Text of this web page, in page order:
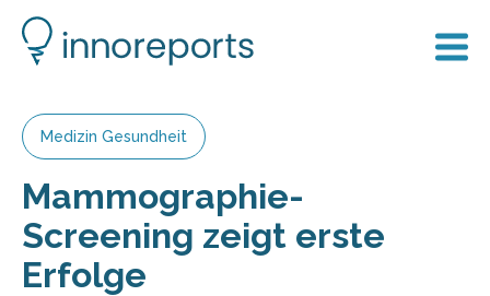
Medizin Gesundheit
Mammographie-
Screening zeigt erste
Erfolge